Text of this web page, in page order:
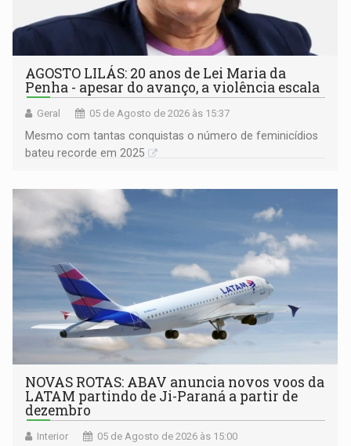
AGOSTO LILÁS: 20 anos de Lei Maria da
Penha - apesar do avanço, a violência escala
Geral 05 de Agosto de 2026 às 15:37
Mesmo com tantas conquistas o número de feminicídios
bateu recorde em 2025
NOVAS ROTAS: ABAV anuncia novos voos da
LATAM partindo de Ji-Paraná a partir de
dezembro
Interior 05 de Agosto de 2026 às 15:00